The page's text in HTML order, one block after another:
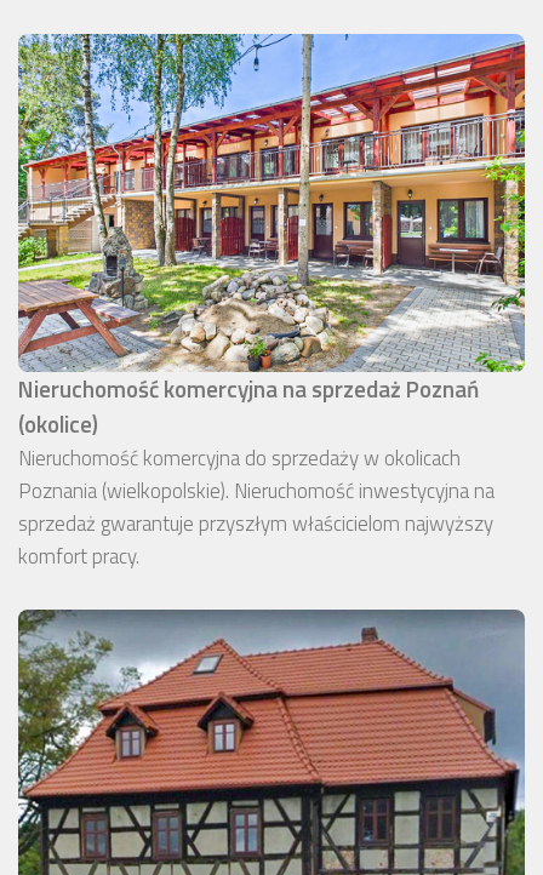
Nieruchomość komercyjna na sprzedaż Poznań
(okolice)
Nieruchomość komercyjna do sprzedaży w okolicach
Poznania (wielkopolskie). Nieruchomość inwestycyjna na
sprzedaż gwarantuje przyszłym właścicielom najwyższy
komfort pracy.